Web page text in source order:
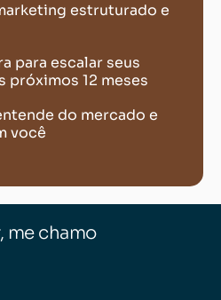
estruturado e
para escalar seus
próximos 12 meses
do mercado e
você
me chamo